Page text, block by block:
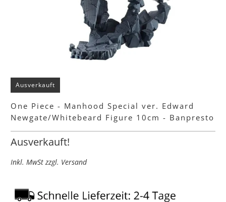
Ausverkauft
One Piece - Manhood Special ver. Edward
Newgate/Whitebeard Figure 10cm - Banpresto
Ausverkauft!
Inkl. MwSt zzgl. Versand